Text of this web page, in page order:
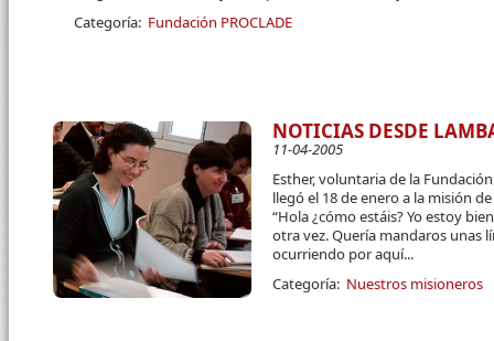
Categoría: Fundación PROCLADE
NOTICIAS DESDE
11-04-2005
Esther, voluntaria de la
llegó el 18 de enero a la misión
“Hola ¿cómo estáis? Yo estoy
otra vez. Quería mandaros unas
ocurriendo por aquí...
Categoría: Nuestros misioneros